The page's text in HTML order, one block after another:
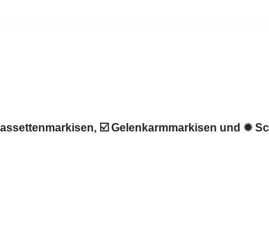
☑️ Gelenkarmmarkisen und ✹